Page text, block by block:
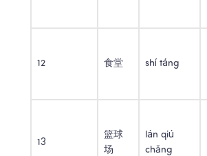
12 食堂 shí táng
13
篮球
场
lán qiú
chǎng